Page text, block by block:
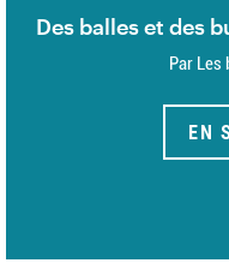
Des balles et des
Par Les
EN